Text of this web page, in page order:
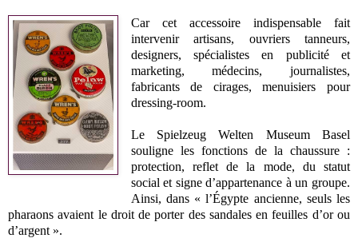
Car cet accessoire indispensable fait
intervenir artisans, ouvriers tanneurs,
designers, spécialistes en publicité et
marketing, médecins, journalistes,
fabricants de cirages, menuisiers pour
dressing-room.
Le Spielzeug Welten Museum Basel
souligne les fonctions de la chaussure :
protection, reflet de la mode, du statut
social et signe d’appartenance à un groupe.
Ainsi, dans « l’Égypte ancienne, seuls les
pharaons avaient le droit de porter des sandales en feuilles d’or ou
d’argent ».